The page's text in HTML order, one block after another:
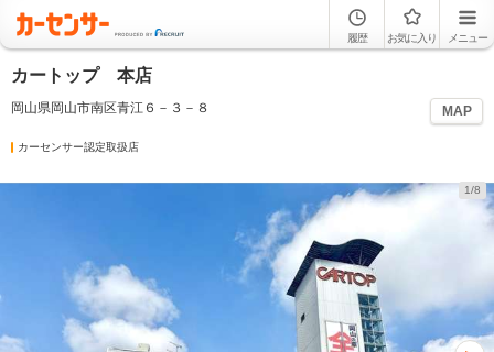
履歴 お気に入り メニュー
カートップ 本店
岡山県岡山市南区青江６－３－８ MAP
カーセンサー認定取扱店
1/8